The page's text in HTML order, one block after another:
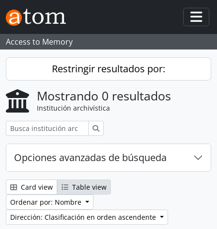
Skip to main content
Access to Memory
Restringir resultados por:
Mostrando 0 resultados
Institución archivística
Opciones avanzadas de búsqueda
Card view
Table view
Ordenar por: Nombre
Dirección: Clasificación en orden ascendente